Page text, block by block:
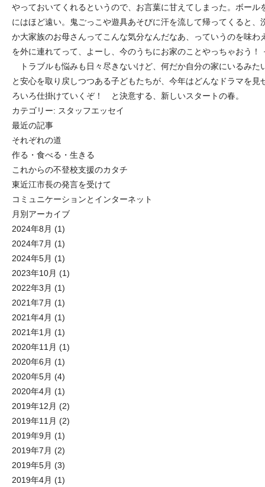
やっておいてくれるというので、お言葉に甘えてしまった。ボー
にはほど遠い。鬼ごっこや遊具あそびに汗を流して帰ってくると
か大家族のお母さんってこんな気分なんだなあ、っていうのを味
を外に連れてって、よーし、今のうちにお家のことやっちゃおう
トラブルも悩みも日々尽きないけど、何だか自分の家にいるみた
と安心を取り戻しつつある子どもたちが、今年はどんなドラマを
ろいろ仕掛けていくぞ！ と決意する、新しいスタートの春。
カテゴリー: スタッフエッセイ
最近の記事
それぞれの道
作る・食べる・生きる
これからの不登校支援のカタチ
東近江市長の発言を受けて
コミュニケーションとインターネット
月別アーカイブ
2024年8月 (1)
2024年7月 (1)
2024年5月 (1)
2023年10月 (1)
2022年3月 (1)
2021年7月 (1)
2021年4月 (1)
2021年1月 (1)
2020年11月 (1)
2020年6月 (1)
2020年5月 (4)
2020年4月 (1)
2019年12月 (2)
2019年11月 (2)
2019年9月 (1)
2019年7月 (2)
2019年5月 (3)
2019年4月 (1)